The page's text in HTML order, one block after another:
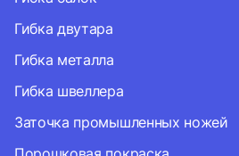
Гибка двутара
Гибка металла
Гибка швеллера
Заточка промышленных ножей